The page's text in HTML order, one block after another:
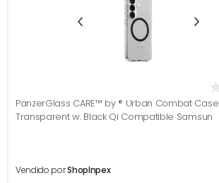
PanzerGlass CARE™ by ® Urban Combat Case
Transparent w. Black Qi Compatible Samsun
Vendido porShopInpex